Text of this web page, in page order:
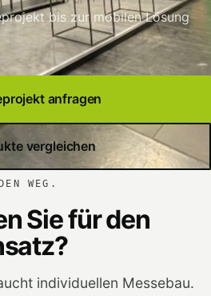
bis zur mobilen Lösung
anfragen
vergleichen
WEG.
Sie für den
individuellen Messebau.